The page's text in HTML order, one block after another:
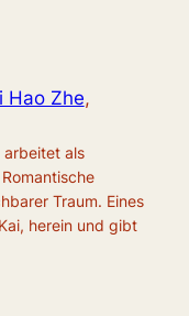
Hao Zhe,
arbeitet als
Traum. Eines
herein und gibt